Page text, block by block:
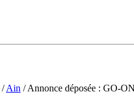
/Ain / Annonce déposée : GO-